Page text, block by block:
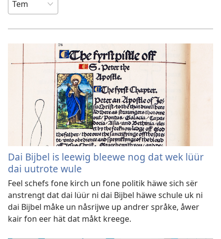
Dai Bijbel is leewig bleewe nog dat wek lüür
dai uutrote wule
Feel schefs fone kirch un fone politik häwe sich sër
anstrengt dat dai lüür ni dai Bijbel häwe schule uk ni
dai Bijbel måke un nåsrijwe up andrer språke, åwer
kair fon eer hät dat måkt kreege.